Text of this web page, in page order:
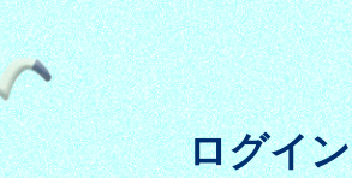
ログイン